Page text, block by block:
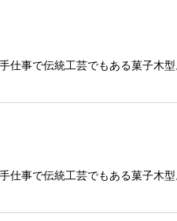
仕事で伝統工芸でもある菓子木
仕事で伝統工芸でもある菓子木